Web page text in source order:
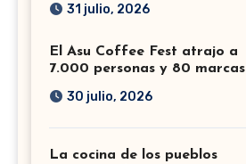
31 julio, 2026
El Asu Coffee Fest atrajo a
7.000 personas y 80 marcas
30 julio, 2026
La cocina de los pueblos